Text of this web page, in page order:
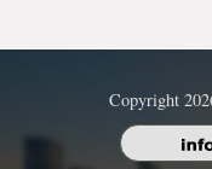
Copyright